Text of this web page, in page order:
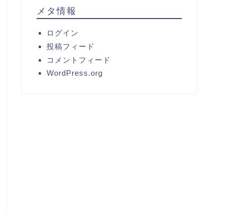
メタ情報
ログイン
投稿フィード
コメントフィード
WordPress.org